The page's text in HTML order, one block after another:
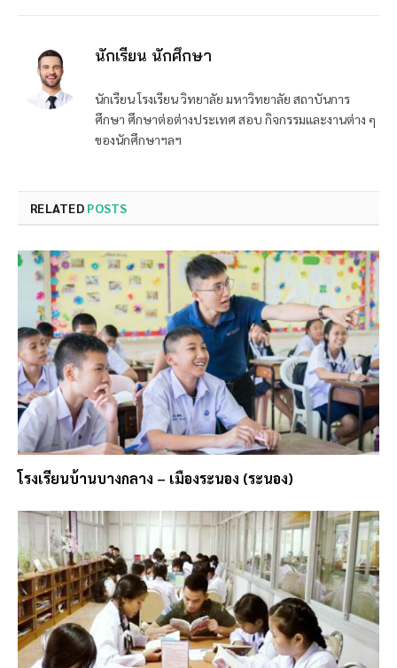
นักเรียน นักศึกษา
นักเรียน โรงเรียน วิทยาลัย มหาวิทยาลัย สถาบันการ
ศึกษา ศึกษาต่อต่างประเทศ สอบ กิจกรรมและงานต่าง ๆ
ของนักศึกษาฯลฯ
RELATED POSTS
โรงเรียนบ้านบางกลาง – เมืองระนอง (ระนอง)